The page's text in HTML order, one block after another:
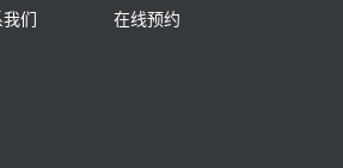
们 在线预约